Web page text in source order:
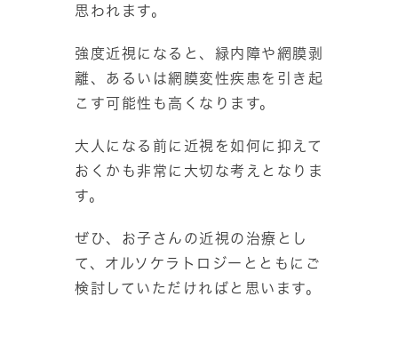
思われます。
強度近視になると、緑内障や網膜剥
離、あるいは網膜変性疾患を引き起
こす可能性も高くなります。
大人になる前に近視を如何に抑えて
おくかも非常に大切な考えとなりま
す。
ぜひ、お子さんの近視の治療とし
て、オルソケラトロジーとともにご
検討していただければと思います。